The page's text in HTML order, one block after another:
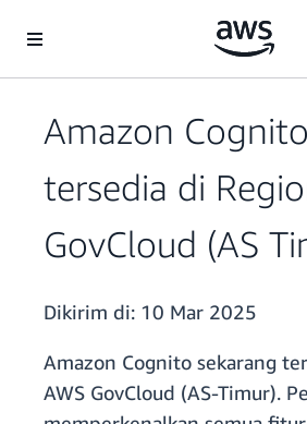
Amazon
tersedia di
GovCloud (AS
Dikirim di: 10 Mar 2025
Amazon Cognito sekarang
AWS GovCloud (AS-Timur).